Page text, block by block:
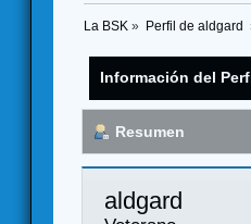
La BSK » Perfil de aldgard
Información del
Resumen
aldgard